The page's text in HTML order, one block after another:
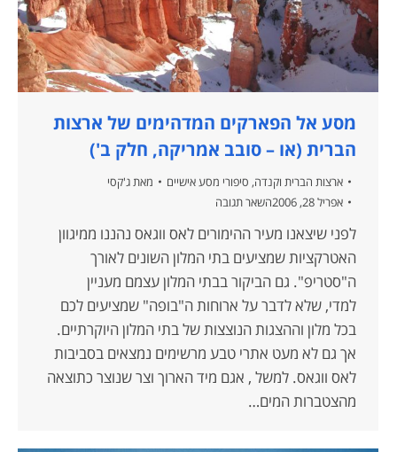
מסע אל הפארקים המדהימים של ארצות
הברית (או – סובב אמריקה, חלק ב')
ארצות הברית וקנדה, סיפורי מסע אישיים מאת ג'קסי
אפריל 28, 2006
השאר תגובה
לפני שיצאנו מעיר ההימורים לאס ווגאס נהננו ממיגוון
האטרקציות שמציעים בתי המלון השונים לאורך
ה"סטריפ". גם הביקור בבתי המלון עצמם מעניין
למדי, שלא לדבר על ארוחות ה"בופה" שמציעים לכם
בכל מלון וההצגות הנוצצות של בתי המלון היוקרתיים.
אך גם לא מעט אתרי טבע מרשימים נמצאים בסביבות
לאס ווגאס. למשל , אגם מיד הארוך וצר שנוצר כתוצאה
מהצטברות המים…